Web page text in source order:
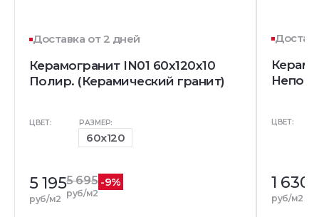
Доставка от 2 дней
Керамогранит IN01 60x120х10
Полир. (Керамический гранит)
ЦВЕТ: РАЗМЕР:
60x120
5 195
руб/м2
5 695
руб/м2
-9%
Непол.
ЦВЕТ:
1 630
руб/м2